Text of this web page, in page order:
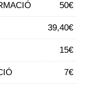
50€
39,40€
15€
7€